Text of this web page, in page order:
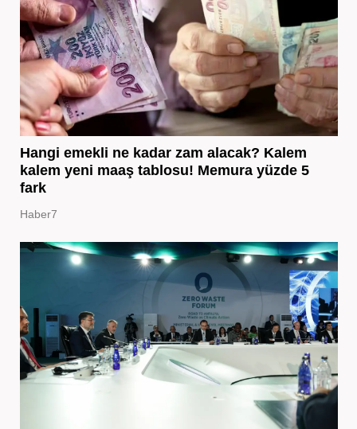
Hangi emekli ne kadar zam alacak? Kalem
kalem yeni maaş tablosu! Memura yüzde 5
fark
Haber7